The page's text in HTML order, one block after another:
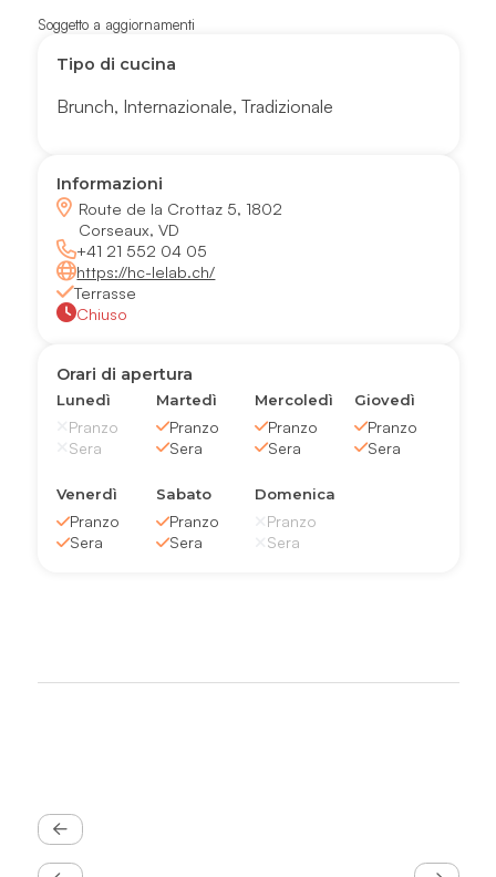
Soggetto a aggiornamenti
Tipo di cucina
Brunch, Internazionale,Tradizionale
Informazioni
Route de la Crottaz 5, 1802
Corseaux, VD
+41 21 552 04 05
https://hc-lelab.ch/
Terrasse
Chiuso
Orari di apertura
Lunedì
Pranzo
Sera
Martedì
Pranzo
Sera
Mercoledì
Pranzo
Sera
Giovedì
Pranzo
Sera
Venerdì
Pranzo
Sera
Sabato
Pranzo
Sera
Domenica
Pranzo
Sera